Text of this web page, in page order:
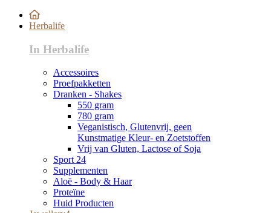
Herbalife
In Herbalife
Accessoires
Proefpakketten
Dranken - Shakes
550 gram
780 gram
Veganistisch, Glutenvrij, geen
Kunstmatige Kleur- en Zoetstoffen
Vrij van Gluten, Lactose of Soja
Sport 24
Supplementen
Aloë - Body & Haar
Proteïne
Huid Producten